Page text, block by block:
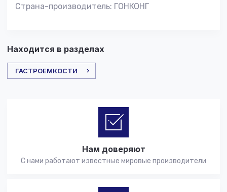
Страна-производитель: ГОНКОНГ
Находится в разделах
ГАСТРОЕМКОСТИ
Нам доверяют
С нами работают известные мировые производители